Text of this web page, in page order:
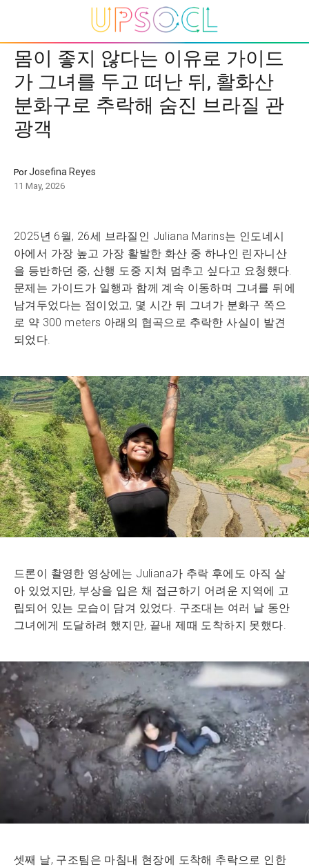
몸이 좋지 않다는 이유로 가이드
가 그녀를 두고 떠난 뒤, 활화산
분화구로 추락해 숨진 브라질 관
광객
PorJosefina Reyes
11 May, 2026
2025년 6월, 26세 브라질인 Juliana Marins는 인도네시
아에서 가장 높고 가장 활발한 화산 중 하나인 린자니산
을 등반하던 중, 산행 도중 지쳐 멈추고 싶다고 요청했다.
문제는 가이드가 일행과 함께 계속 이동하며 그녀를 뒤에
남겨두었다는 점이었고, 몇 시간 뒤 그녀가 분화구 쪽으
로 약 300 meters 아래의 협곡으로 추락한 사실이 발견
되었다.
드론이 촬영한 영상에는 Juliana가 추락 후에도 아직 살
아 있었지만, 부상을 입은 채 접근하기 어려운 지역에 고
립되어 있는 모습이 담겨 있었다. 구조대는 여러 날 동안
그녀에게 도달하려 했지만, 끝내 제때 도착하지 못했다.
셋째 날, 구조팀은 마침내 현장에 도착해 추락으로 인한